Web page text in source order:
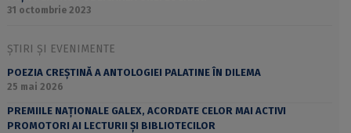
31 octombrie 2023
ȘTIRI ȘI EVENIMENTE
POEZIA CREȘTINĂ A ANTOLOGIEI PALATINE ÎN DILEMA
25 mai 2026
PREMIILE NAȚIONALE GALEX, ACORDATE CELOR MAI ACTIVI
PROMOTORI AI LECTURII ȘI BIBLIOTECILOR